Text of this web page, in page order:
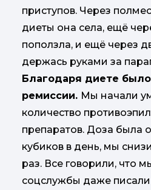
приступов. Через
диеты она села, ещё
поползла, и ещё через
держась руками за
Благодаря диете
ремиссии. Мы начали
количество
препаратов. Доза была
кубиков в день, мы
раз. Все говорили, что
соцслужбы даже писали